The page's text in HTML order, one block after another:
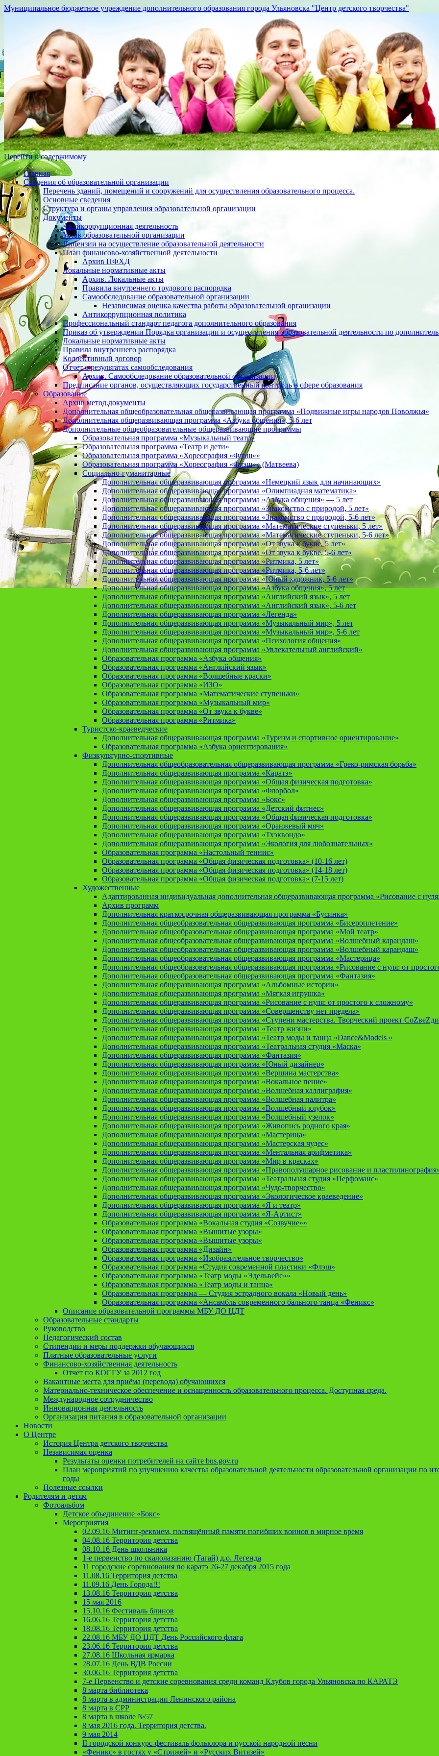
Муниципальное бюджетное учреждение дополнительного образования города Ульяновска "Центр детского творчества"
Перейти к содержимому
Главная
Сведения об образовательной организации
Перечень зданий, помещений и сооружений для осуществления образовательного процесса.
Основные сведения
Структура и органы управления образовательной организации
Документы
Антикоррупционная деятельность
Устав образовательной организации
Лицензии на осуществление образовательной деятельности
План финансово-хозяйственной деятельности
Архив ПФХД
Локальные нормативные акты
Архив. Локальные акты
Правила внутреннего трудового распорядка
Cамообследование образовательной организации
Независимая оценка качества работы образовательной организации
Антикоррупционная политика
Профессиональный стандарт педагога дополнительного образования
Приказ об утверждении Порядка организации и осуществления образовательной деятельности по
Локальные нормативные акты
Правила внутреннего распорядка
Коллективный договор
Отчет о результатах самообследования
Архив. Cамообследование образовательной организации
Предписание органов, осуществляющих государственный контроль в сфере образования
Образование
Архив метод.документы
Дополнительная общеобразовательная общеразвивающая программа «Подвижные игры народов Поволжья»
Дополнительная общеразвивающая программа «Азбука общения», 5-6 лет
Дополнительные общеобразовательные общеразвивающие программы
Образовательная программа «Музыкальный театр»
Образовательная программа «Театр и дети»
Образовательная программа «Хореография «Флэш»»
Образовательная программа «Хореография «Флэш»» (Матвеева)
Социально-гуманитарные
Дополнительная общеразвивающая программа «Немецкий язык для начинающих»
Дополнительная общеразвивающая программа «Олимпиадная математика»
Дополнительная общеразвивающая программа «Азбука общения» — 5 лет
Дополнительная общеразвивающая программа «Знакомство с природой, 5 лет»
Дополнительная общеразвивающая программа «Знакомство с природой, 5-6 лет»
Дополнительная общеразвивающая программа «Математические ступеньки, 5 лет»
Дополнительная общеразвивающая программа «Математические ступеньки, 5-6 лет»
Дополнительная общеразвивающая программа «От звука к букве, 5 лет»
Дополнительная общеразвивающая программа «От звука к букве, 5-6 лет»
Дополнительная общеразвивающая программа «Ритмика, 5 лет»
Дополнительная общеразвивающая программа «Ритмика, 5-6 лет»
Дополнительная общеразвивающая программа «Юный художник, 5-6 лет»
Дополнительная общеразвивающая программа «Азбука общения», 5 лет
Дополнительная общеразвивающая программа «Английский язык», 5 лет
Дополнительная общеразвивающая программа «Английский язык», 5-6 лет
Дополнительная общеразвивающая программа «Легенда»
Дополнительная общеразвивающая программа «Музыкальный мир», 5 лет
Дополнительная общеразвивающая программа «Музыкальный мир», 5-6 лет
Дополнительная общеразвивающая программа «Психология общения»
Дополнительная общеразвивающая программа «Увлекательный английский»
Образовательная программа «Азбука общения»
Образовательная программа «Английский язык»
Образовательная программа «Волшебные краски»
Образовательная программа «ИЗО»
Образовательная программа «Математические ступеньки»
Образовательная программа «Музыкальный мир»
Образовательная программа «От звука к букве»
Образовательная программа «Ритмика»
Туристско-краеведческие
Дополнительная общеразвивающая программа «Туризм и спортивное ориентирование»
Образовательная программа «Азбука ориентирования»
Физкультурно-спортивные
Дополнительная общеобразовательная общеразвивающая программа «Греко-римская борьба»
Дополнительная общеразвивающая программа «Каратэ»
Дополнительная общеразвивающая программа «Общая физическая подготовка»
Дополнительная общеразвивающая программа «Флорбол»
Дополнительная общеразвивающая программа «Бокс»
Дополнительная общеразвивающая программа «Детский фитнес»
Дополнительная общеразвивающая программа «Общая физическая подготовка»
Дополнительная общеразвивающая программа «Оранжевый мяч»
Дополнительная общеразвивающая программа «Тхэквондо»
Дополнительная общеразвивающая программа «Экология для любознательных»
Образовательная программа «Настольный теннис»
Образовательная программа «Общая физическая подготовка» (10-16 лет)
Образовательная программа «Общая физическая подготовка» (14-18 лет)
Образовательная программа «Общая физическая подготовка» (7-15 лет)
Художественные
Адаптированная индивидуальная дополнительная общеразвивающая программа «Рисование с
Архив программ
Дополнительная краткосрочная общеразвивающая программа «Бусинка»
Дополнительная общеобразовательная общеразвивающая программа «Бисероплетение»
Дополнительная общеобразовательная общеразвивающая программа «Мой театр»
Дополнительная общеобразовательная общеразвивающая программа «Волшебный карандаш»
Дополнительная общеобразовательная общеразвивающая программа «Волшебный карандаш»
Дополнительная общеобразовательная общеразвивающая программа «Мастерица»
Дополнительная общеобразовательная общеразвивающая программа «Рисование с нуля: от
Дополнительная общеобразовательная общеразвивающая программа «Фантазия»
Дополнительная общеразвивающая программа «Альбомные истории»
Дополнительная общеразвивающая программа «Мягкая игрушка»
Дополнительная общеразвивающая программа «Рисование с нуля: от простого к сложному»
Дополнительная общеразвивающая программа «Совершенству нет предела»
Дополнительная общеразвивающая программа «Ступени мастерства. Творческий проект
Дополнительная общеразвивающая программа «Театр жизни»
Дополнительная общеразвивающая программа «Театр моды и танца «Dance&Models «
Дополнительная общеразвивающая программа «Театральная студия «Маска»
Дополнительная общеразвивающая программа «Фантазия»
Дополнительная общеразвивающая программа «Юный дизайнер»
Дополнительная общеразвивающая программа «Вершина мастерства»
Дополнительная общеразвивающая программа «Вокальное пение»
Дополнительная общеразвивающая программа «Волшебная каллиграфия»
Дополнительная общеразвивающая программа «Волшебная палитра»
Дополнительная общеразвивающая программа «Волшебный клубок»
Дополнительная общеразвивающая программа «Волшебный узелок»
Дополнительная общеразвивающая программа «Живопись родного края»
Дополнительная общеразвивающая программа «Мастерица»
Дополнительная общеразвивающая программа «Мастерская чудес»
Дополнительная общеразвивающая программа «Ментальная арифметика»
Дополнительная общеразвивающая программа «Мир в красках»
Дополнительная общеразвивающая программа «Правополушарное рисование и
Дополнительная общеразвивающая программа «Театральная студия «Перфоманс»
Дополнительная общеразвивающая программа «Чудо-творчество»
Дополнительная общеразвивающая программа «Экологическое краеведение»
Дополнительная общеразвивающая программа «Я и театр»
Дополнительная общеразвивающая программа «Я-Артист»
Образовательная программа «Вокальная студия «Созвучие»»
Образовательная программа «Вышитые узоры»
Образовательная программа «Вышитые узоры»
Образовательная программа «Дизайн»
Образовательная программа «Изобразительное творчество»
Образовательная программа «Студия современной пластики «Флэш»
Образовательная программа «Театр моды «Эдельвейс»»
Образовательная программа «Театр моды и танца»
Образовательная программа — Студия эстрадного вокала «Новый день»
Образовательная программа «Ансамбль современного бального танца «Феникс»
Описание образовательной программы МБУ ДО ЦДТ
Образовательные стандарты
Руководство
Педагогический состав
Стипендии и меры поддержки обучающихся
Платные образовательные услуги
Финансово-хозяйственная деятельность
Отчет по КОСГУ за 2012 год
Вакантные места для приёма (перевода) обучающихся
Материально-техническое обеспечение и оснащенность образовательного процесса. Доступная среда.
Международное сотрудничество
Инновационная деятельность
Организация питания в образовательной организации
Новости
О Центре
История Центра детского творчества
Независимая оценка
Результаты оценки потребителей на сайте bus.gov.ru
План мероприятий по улучшению качества образовательной деятельности образовательной организации по
годы
Полезные ссылки
Родителям и детям
Фотоальбом
Детское объединение «Бокс»
Мероприятия
02.09.16 Митинг-реквием, посвящённый памяти погибших воинов в мирное время
04.08.16 Территория детства
08.10.16 День школьника
1-е первенство по скалолазанию (Тагай) д.о. Легенда
11 городские соревнования по каратэ 26-27 декабря 2015 года
11.08.16 Территория детства
11.09.16 День Города!!!
13.08.16 Территория детства
15 мая 2016
15.10.16 Фестиваль блинов
16.06.16 Территория детства
18.08.16 Территория детства
22.08.16 МБУ ДО ЦДТ День Российского флага
23.06.16 Территория детства
27.08.16 Школьная ярмарка
28.07.16 День ВДВ России
30.06.16 Территория детства
7-е Первенство и детские соревнования среди команд Клубов города Ульяновска по КАРАТЭ
8 марта библиотека
8 марта в администрации Ленинского района
8 марта в СРР
8 марта в школе №57
8 мая 2016 года. Территория детства.
9 мая 2014
II городской конкурс-фестиваль фольклора и русской народной песни
«Феникс» в гостях у «Стрижей» и «Русских Витязей»